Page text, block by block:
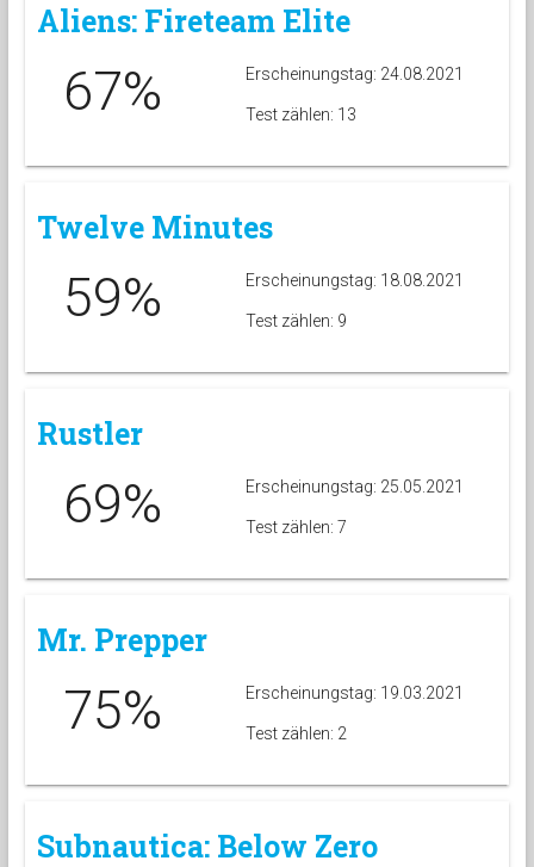
Aliens: Fireteam Elite
67% Erscheinungstag: 24.08.2021
Test zählen: 13
Twelve Minutes
59% Erscheinungstag: 18.08.2021
Test zählen: 9
Rustler
69% Erscheinungstag: 25.05.2021
Test zählen: 7
Mr. Prepper
75% Erscheinungstag: 19.03.2021
Test zählen: 2
Subnautica: Below Zero